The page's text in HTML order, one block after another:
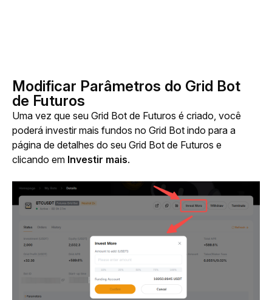
Modificar Parâmetros do Grid Bot
de Futuros
Uma vez que seu Grid Bot de Futuros é criado, você
poderá investir mais fundos no Grid Bot indo para a
página de detalhes do seu Grid Bot de Futuros e
clicando em Investir mais.